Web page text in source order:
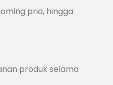
pria, hingga
produk selama